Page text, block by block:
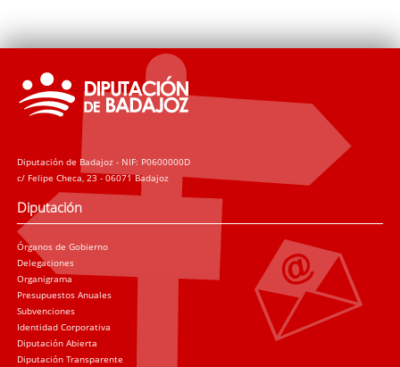
Diputación de Badajoz - NIF: P0600000D
c/ Felipe Checa, 23 - 06071 Badajoz
Diputación
Órganos de Gobierno
Delegaciones
Organigrama
Presupuestos Anuales
Subvenciones
Identidad Corporativa
Diputación Abierta
Diputación Transparente